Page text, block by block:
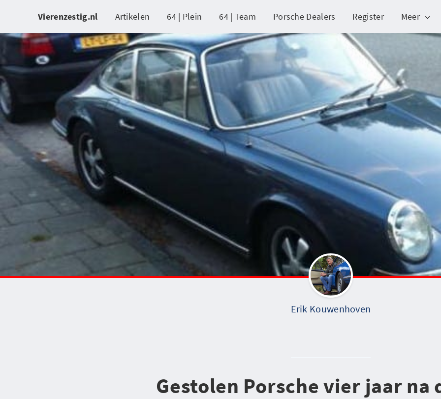
Vierenzestig.nl Artikelen 64 | Plein 64 | Team Porsche Dealers Register Meer
Erik Kouwenhoven
Gestolen Porsche vier jaar na